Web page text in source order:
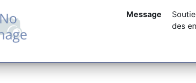
Message
des